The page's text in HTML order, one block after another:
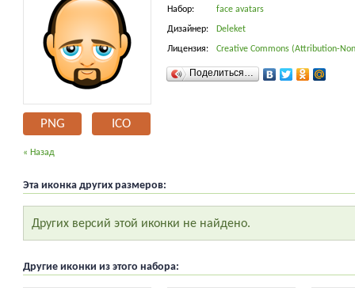
PNG ICO
Набор: face avatars
Дизайнер: Deleket
Лицензия: Creative Commons (Attribution-
Поделиться…
« Назад
Эта иконка других размеров:
Других версий этой иконки не найдено.
Другие иконки из этого набора: